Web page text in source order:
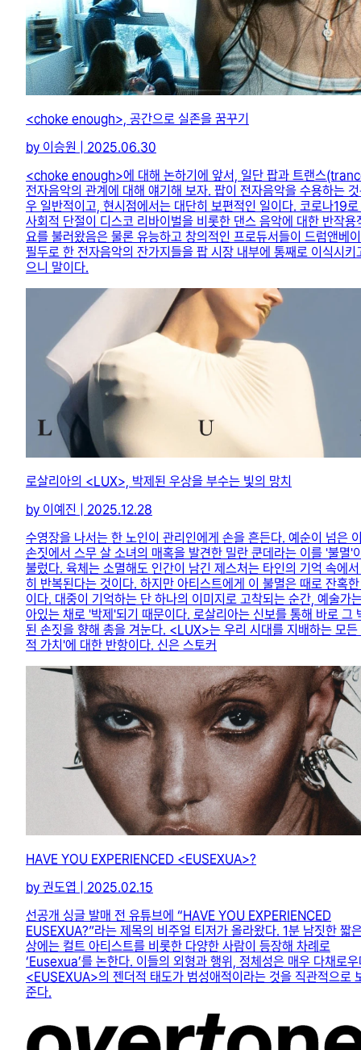
<choke enough>, 공간으로 실존을 꿈꾸기
by 이승원 | 2025.06.30
<choke enough>에 대해 논하기에 앞서, 일단 팝과 트랜스
전자음악의 관계에 대해 얘기해 보자. 팝이 전자음악을 수용하는
우 일반적이고, 현시점에서는 대단히 보편적인 일이다. 코로나19
사회적 단절이 디스코 리바이벌을 비롯한 댄스 음악에 대한 반작용
요를 불러왔음은 물론 유능하고 창의적인 프로듀서들이 드럼앤베
필두로 한 전자음악의 잔가지들을 팝 시장 내부에 통째로 이식시키
으니 말이다.
로살리아의 <LUX>, 박제된 우상을 부수는 빛의 망치
by 이예진 | 2025.12.28
수영장을 나서는 한 노인이 관리인에게 손을 흔든다. 예순이 넘은
손짓에서 스무 살 소녀의 매혹을 발견한 밀란 쿤데라는 이를 '불멸'
불렀다. 육체는 소멸해도 인간이 남긴 제스처는 타인의 기억 속에
히 반복된다는 것이다. 하지만 아티스트에게 이 불멸은 때로 잔혹
이다. 대중이 기억하는 단 하나의 이미지로 고착되는 순간, 예술가
아있는 채로 '박제'되기 때문이다. 로살리아는 신보를 통해 바로 그
된 손짓을 향해 총을 겨눈다. <LUX>는 우리 시대를 지배하는 모든
적 가치'에 대한 반항이다. 신은 스토커
HAVE YOU EXPERIENCED <EUSEXUA>?
by 권도엽 | 2025.02.15
선공개 싱글 발매 전 유튜브에 “HAVE YOU EXPERIENCED
EUSEXUA?”라는 제목의 비주얼 티저가 올라왔다. 1분 남짓한 짧
상에는 컬트 아티스트를 비롯한 다양한 사람이 등장해 차례로
‘Eusexua’를 논한다. 이들의 외형과 행위, 정체성은 매우 다채로
<EUSEXUA>의 젠더적 태도가 범성애적이라는 것을 직관적으로
준다.